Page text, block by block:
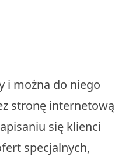
i można do niego
stronę internetową
się klienci
specjalnych,